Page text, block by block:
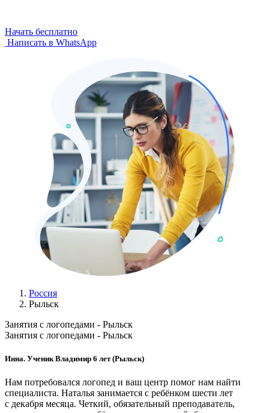
Начать бесплатно
Написать в WhatsApp
Россия
Рыльск
Занятия с логопедами - Рыльск
Занятия с логопедами - Рыльск
Инна. Ученик Владимир 6 лет (Рыльск)
Нам потребовался логопед и ваш центр помог нам найти
специалиста. Наталья занимается с ребёнком шести лет
с декабря месяца. Четкий, обязательный преподаватель,